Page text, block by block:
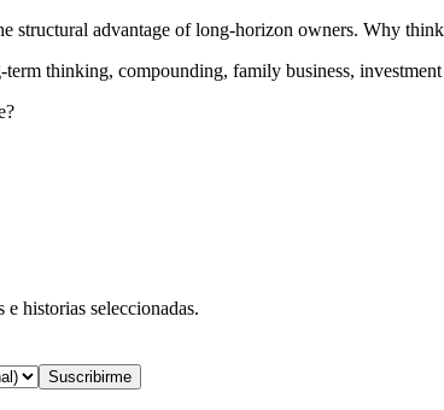
structural advantage of long-horizon owners. Why
thinking, compounding, family business,
historias seleccionadas.
Suscribirme